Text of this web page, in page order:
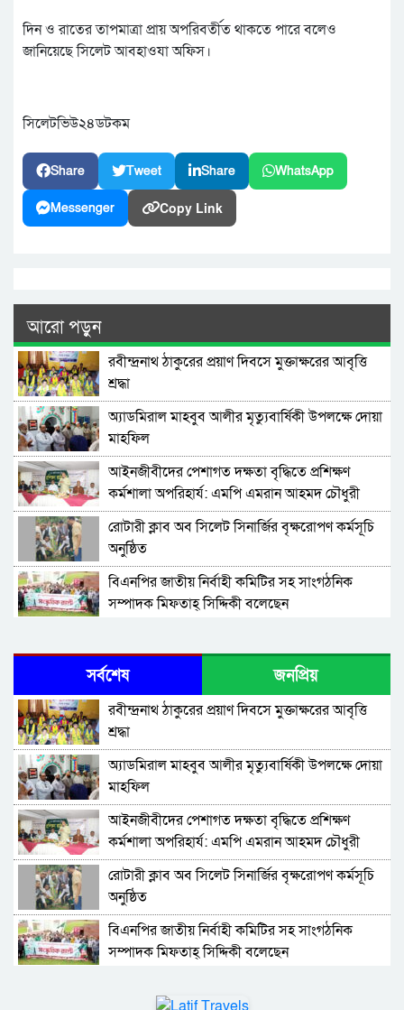
দিন ও রাতের তাপমাত্রা প্রায় অপরিবর্তীত থাকতে পারে বলেও
জানিয়েছে সিলেট আবহাওযা অফিস।
সিলেটভিউ২৪ডটকম
Share Tweet Share WhatsApp
Messenger Copy Link
আরো পড়ুন
রবীন্দ্রনাথ ঠাকুরের প্রয়াণ দিবসে মুক্তাক্ষরের আবৃত্তি
শ্রদ্ধা
অ্যাডমিরাল মাহবুব আলীর মৃত্যুবার্ষিকী উপলক্ষে দোয়া
মাহফিল
‎আইনজীবীদের পেশাগত দক্ষতা বৃদ্ধিতে প্রশিক্ষণ
কর্মশালা অপরিহার্য: এমপি এমরান আহমদ চৌধুরী
রোটারী ক্লাব অব সিলেট সিনার্জির বৃক্ষরোপণ কর্মসূচি
অনুষ্ঠিত
বিএনপির জাতীয় নির্বাহী কমিটির সহ সাংগঠনিক
সম্পাদক মিফতাহ্ সিদ্দিকী বলেছেন
সেক্রেটারী অধ্যক্ষ নজরুল ইসলাম বলেছেন
সিলেটে গ্যাস সংকট নিয়ে যা বলল জালালাবাদ
প্রতিষ্ঠার এক বছর: গবেষণা, অর্জন ও অঙ্গীকারে নতুন
দিগন্তে মেট্রোপলিটন ইউনিভার্সিটি রিসার্চ সোসাইটি
জেলা পরিষদের প্রশাসক আবুল কাহের চৌধুরী জুলাই
স্মৃতিস্তম্ভে শ্রদ্ধা নিবেদন
সিলেট মহানগর ছাত্রশিবিরের মিছিল সম্পন্ন
ধরিত্রী রক্ষায় আমরা’র উদ্যোগে সিলেটে বৃক্ষ রোপনের
কর্মসূচি পালন
সর্বশেষ জনপ্রিয়
রবীন্দ্রনাথ ঠাকুরের প্রয়াণ দিবসে মুক্তাক্ষরের আবৃত্তি
শ্রদ্ধা
অ্যাডমিরাল মাহবুব আলীর মৃত্যুবার্ষিকী উপলক্ষে দোয়া
মাহফিল
‎আইনজীবীদের পেশাগত দক্ষতা বৃদ্ধিতে প্রশিক্ষণ
কর্মশালা অপরিহার্য: এমপি এমরান আহমদ চৌধুরী
রোটারী ক্লাব অব সিলেট সিনার্জির বৃক্ষরোপণ কর্মসূচি
অনুষ্ঠিত
বিএনপির জাতীয় নির্বাহী কমিটির সহ সাংগঠনিক
সম্পাদক মিফতাহ্ সিদ্দিকী বলেছেন